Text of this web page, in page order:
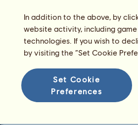
In addition to the above, by
website activity, including
technologies. If you wish to
by visiting the “Set Cookie
Set Cookie
Preferences